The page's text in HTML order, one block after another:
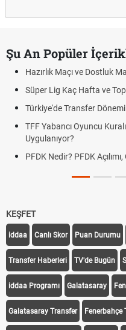
Şu An Popüler
Hazırlık Maçı ve Dostluk
Süper Lig Kaç Hafta ve
Türkiye'de Transfer
TFF Yabancı Oyuncu
Uygulanıyor?
PFDK Nedir? PFDK
KEŞFET
iddaa Canlı Skor Puan Durumu
Transfer Haberleri TV'de Bugün
iddaa Programı Galatasaray
Galatasaray Transfer Fenerbahçe